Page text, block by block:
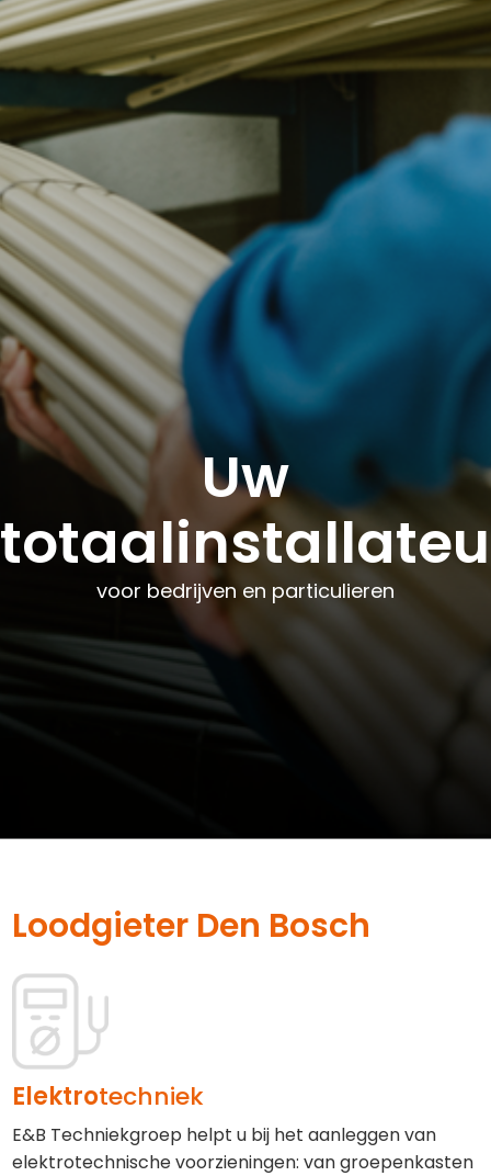
Uw
voor bedrijven en particulieren
Uw
voor bedrijven en particulieren
Uw
voor bedrijven en particulieren
Loodgieter Den Bosch
Elektrotechniek
E&B Techniekgroep helpt u bij het aanleggen van
elektrotechnische voorzieningen: van groepenkasten